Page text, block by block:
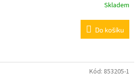
Skladem
Do košíku
Kód: 853205-1